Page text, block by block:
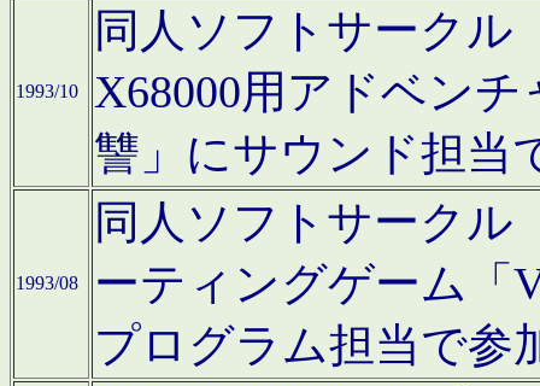
1993/10
同人ソフトサークル
X68000用アドベン
讐」にサウンド担当
1993/08
同人ソフトサークル
ーティングゲーム「
プログラム担当で参